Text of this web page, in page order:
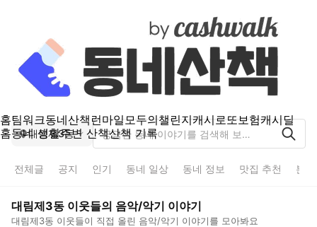
홈팀워크동네산책 런마일모두의챌린지캐시로또보험캐시딜
홈동네 생활주변 산책산책 기록
대림제3동
전체글 공지 인기 동네 일상 동네 정보 맛집 추천 분
대림제3동 이웃들의 음악/악기 이야기
대림제3동 이웃들이 직접 올린 음악/악기 이야기를 모아봐요